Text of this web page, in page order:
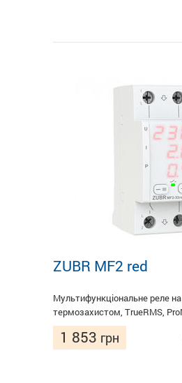
ZUBR MF2 red
Мультифункціональне реле
термозахистом, TrueRMS,
1 853 грн